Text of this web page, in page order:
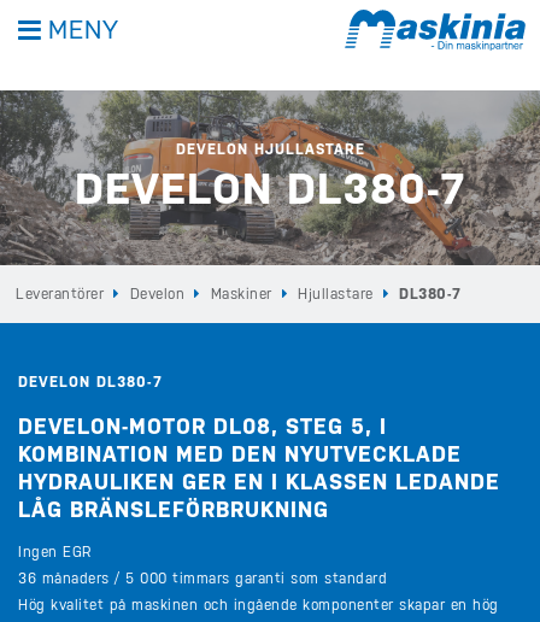
MENY
DEVELON HJULLASTARE
DEVELON DL380-7
Leverantörer Develon Maskiner Hjullastare DL380-7
DEVELON DL380-7
DEVELON-MOTOR DL08, STEG 5, I
KOMBINATION MED DEN NYUTVECKLADE
HYDRAULIKEN GER EN I KLASSEN LEDANDE
LÅG BRÄNSLEFÖRBRUKNING
Ingen EGR
36 månaders / 5 000 timmars garanti som standard
Hög kvalitet på maskinen och ingående komponenter skapar en hög